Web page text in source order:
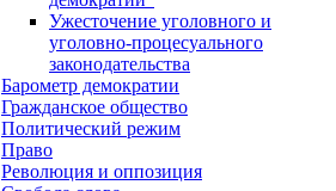
Ужесточение уголовного и
уголовно-процесуального
законодательства
Барометр демократии
Гражданское общество
Политический режим
Право
Революция и оппозиция